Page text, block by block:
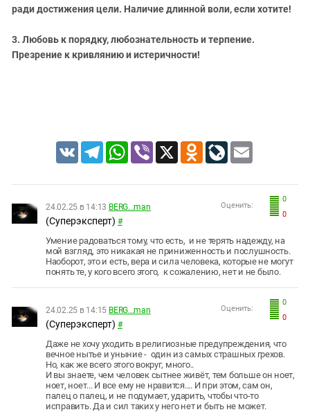
ради достижения цели. Наличие длинной воли, если хотите!
3. Любовь к порядку, любознательность и терпение.
Презрение к кривлянию и истеричности!
VK TelegramWhatsApp
Viber X Odnoklassniki
LiveJournal
Email
0
0
Оценить:
24.02.25 в 14:13 BERG...man
(Суперэксперт) #
Умение радоваться тому, что есть, и не терять надежду, на
мой взгляд, это никакая не приниженность и послушность.
Наоборот, это и есть, вера и сила человека, которые не могут
понять те, у кого всего этого, к сожалению, нет и не было.
0
0
Оценить:
24.02.25 в 14:15 BERG...man
(Суперэксперт) #
Даже не хочу уходить в религиозные предупреждения, что
вечное нытье и уныние - один из самых страшных грехов.
Но, как же всего этого вокруг, много..
И вы знаете, чем человек сытнее живёт, тем больше он ноет,
ноет, ноет... И все ему не нравится.... И при этом, сам он,
палец о палец, и не подумает, ударить, чтобы что-то
исправить. Да и сил таких у него нет и быть не может.